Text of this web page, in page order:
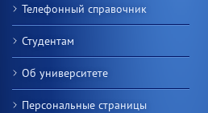
Телефонный справочник
Студентам
Об университете
Персональные страницы